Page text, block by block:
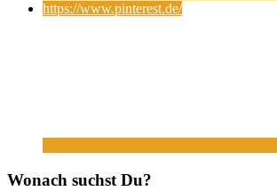
https://www.pinterest.de/
Wonach suchst Du?